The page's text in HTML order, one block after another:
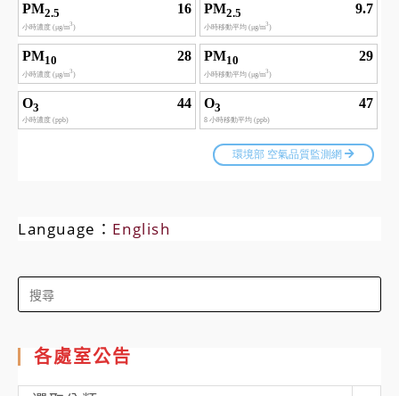
Language： English
Search
for:
各處室公告